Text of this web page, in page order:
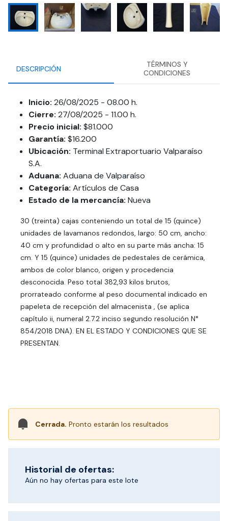
DESCRIPCIÓN
TÉRMINOS Y
CONDICIONES
Inicio: 26/08/2025 - 08.00 h.
Cierre: 27/08/2025 - 11.00 h.
Precio inicial: $81.000
Garantía: $16.200
Ubicación: Terminal Extraportuario Valparaíso
S.A.
Aduana: Aduana de Valparaíso
Categoría: Artículos de Casa
Estado de la mercancía: Nueva
30 (treinta) cajas conteniendo un total de 15 (quince)
unidades de lavamanos redondos, largo: 50 cm, ancho:
40 cm y profundidad o alto en su parte más ancha: 15
cm. Y 15 (quince) unidades de pedestales de cerámica,
ambos de color blanco, origen y procedencia
desconocida. Peso total 382,93 kilos brutos,
prorrateado conforme al peso documental indicado en
papeleta de recepción del almacenista , (se aplica
capítulo ii, numeral 2.7.2 inciso segundo resolución N°
854/2018 DNA). EN EL ESTADO Y CONDICIONES QUE SE
PRESENTAN.
Cerrada. Pronto estarán los resultados
Historial de ofertas:
Aún no hay ofertas para este lote